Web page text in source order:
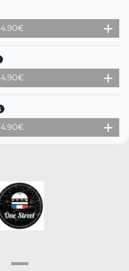
4.90€
4.90€
4.90€